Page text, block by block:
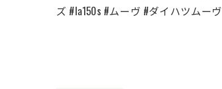
ズ #la150s #ムーヴ #ダイハツムーヴ